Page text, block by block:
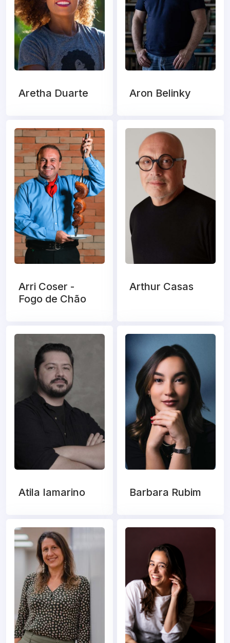
Aretha Duarte Aron Belinky
Arri Coser -
Fogo de Chão
Arthur Casas
Atila Iamarino Barbara Rubim